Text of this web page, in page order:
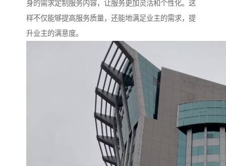
身的需求定制服务内容，让服务更加灵活和个性化。这
样不仅能够提高服务质量，还能地满足业主的需求，提
升业主的满意度。